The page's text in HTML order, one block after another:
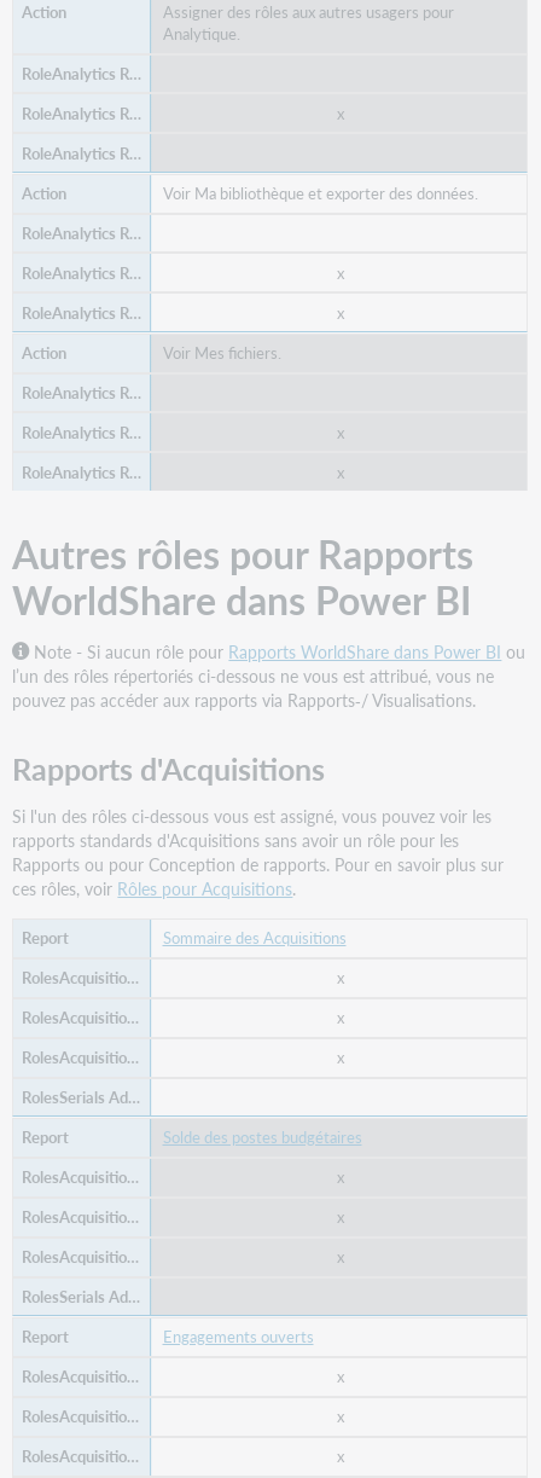
Assigner des rôles aux autres usagers pour
Analytique.
x
Voir Ma bibliothèque et exporter des données.
x
x
Voir Mes fichiers.
x
x
Autres rôles pour Rapports
WorldShare dans Power BI
Note - Si aucun rôle pour Rapports WorldShare dans Power BI ou
l’un des rôles répertoriés ci-dessous ne vous est attribué, vous ne
pouvez pas accéder aux rapports via Rapports‑/ Visualisations.
Rapports d'Acquisitions
Si l'un des rôles ci-dessous vous est assigné, vous pouvez voir les
rapports standards d'Acquisitions sans avoir un rôle pour les
Rapports ou pour Conception de rapports. Pour en savoir plus sur
ces rôles, voir Rôles pour Acquisitions.
Sommaire des Acquisitions
x
x
x
Solde des postes budgétaires
x
x
x
Engagements ouverts
x
x
x